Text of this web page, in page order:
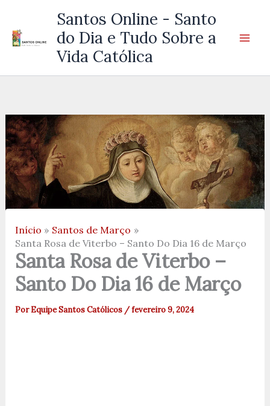
Santos Online - Santo
do Dia e Tudo Sobre a
Vida Católica
Início
Santos de Março
Santa Rosa de Viterbo – Santo Do Dia 16 de Março
Santa Rosa de Viterbo –
Santo Do Dia 16 de Março
PorEquipe Santos Católicos /fevereiro 9, 2024